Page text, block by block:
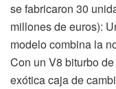
se fabricaron 30
millones de euros):
modelo combina la
Con un V8 biturbo
exótica caja de